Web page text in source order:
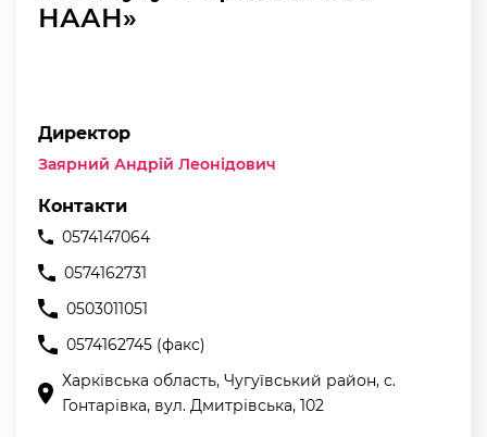
НААН»
Директор
Заярний Андрій Леонідович
Контакти
0574147064
0574162731
0503011051
0574162745 (факс)
Харківська область, Чугуївський район, с.
Гонтарівка, вул. Дмитрівська, 102